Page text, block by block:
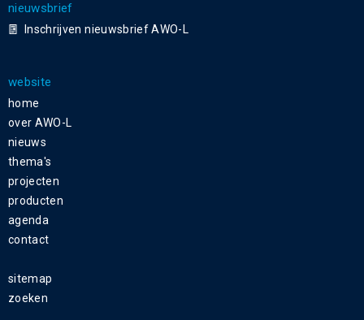
nieuwsbrief
Inschrijven nieuwsbrief AWO-L
website
home
over AWO-L
nieuws
thema's
projecten
producten
agenda
contact
sitemap
zoeken